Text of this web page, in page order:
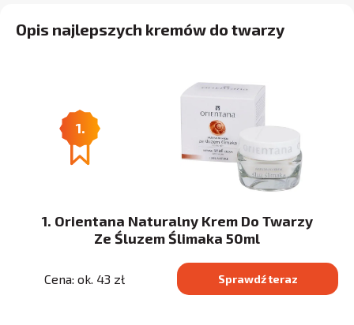
Opis najlepszych kremów do twarzy
1.
1. Orientana Naturalny Krem Do Twarzy
Ze Śluzem Ślimaka 50ml
Cena: ok. 43 zł Sprawdź teraz